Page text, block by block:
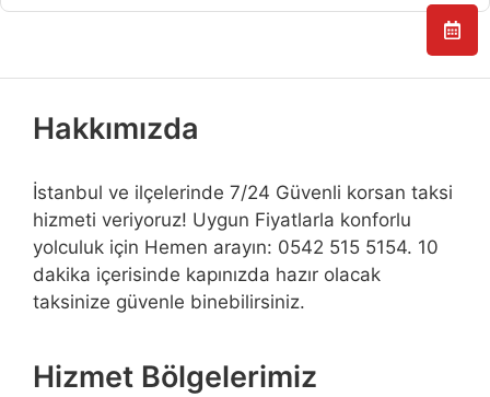
Hakkımızda
İstanbul ve ilçelerinde 7/24 Güvenli korsan taksi
hizmeti veriyoruz! Uygun Fiyatlarla konforlu
yolculuk için Hemen arayın: 0542 515 5154. 10
dakika içerisinde kapınızda hazır olacak
taksinize güvenle binebilirsiniz.
Hizmet Bölgelerimiz